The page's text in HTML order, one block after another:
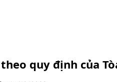
quy định của